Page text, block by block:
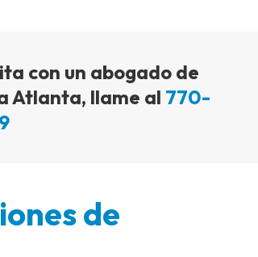
con un abogado de
Atlanta, llame al 770-
de